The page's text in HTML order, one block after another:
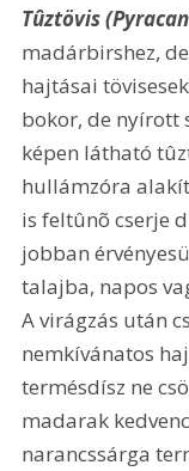
Tûztövis
madárbirshez,
hajtásai
bokor, de nyírott
képen látható
hullámzóra
is feltûnõ cserje
jobban
talajba, napos
A virágzás után
nemkívánatos
termésdísz ne
madarak
narancssárga